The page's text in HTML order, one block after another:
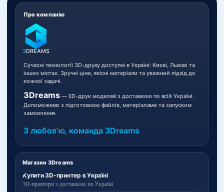
Магазин 3Dreams
Купити 3D-принтер в Україні
3D-принтери з доставкою по Україні
Про компанію
3DREAMS
Сучасні технології 3D-друку доступні в Україні: Києві, Львові та
інших містах. Зручні ціни, якісні матеріали та уважний підхід до
кожної задачі.
3Dreams— 3D-друк моделей з доставкою по всій Україні.
Допоможемо з підготовкою файлів, матеріалами та запуском
замовлення.
З любовʼю, команда 3Dreams